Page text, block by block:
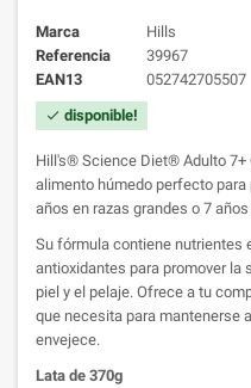
Marca
Hills
Referencia
39967
EAN13
052742705507
check disponible!
Hill's® Science Diet® Adulto 7+
alimento húmedo perfecto
años en razas grandes o 7
Su fórmula contiene nutrientes
antioxidantes para promover la
piel y el pelaje. Ofrece a tu
que necesita para mantenerse
envejece.
Lata de 370g